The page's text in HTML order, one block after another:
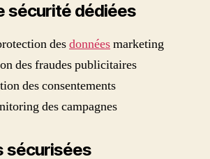
sécurité dédiées
desdonnéesmarketing
des fraudes publicitaires
des consentements
des campagnes
sécurisées